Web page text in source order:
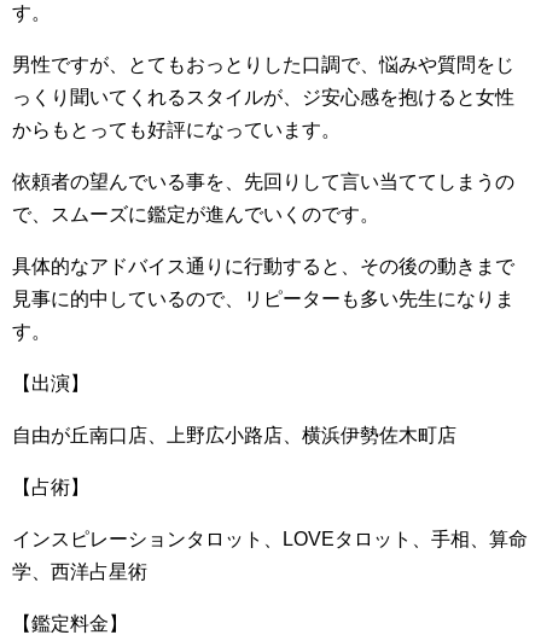
す。
男性ですが、とてもおっとりした口調で、悩みや質問をじ
っくり聞いてくれるスタイルが、ジ安心感を抱けると女性
からもとっても好評になっています。
依頼者の望んでいる事を、先回りして言い当ててしまうの
で、スムーズに鑑定が進んでいくのです。
具体的なアドバイス通りに行動すると、その後の動きまで
見事に的中しているので、リピーターも多い先生になりま
す。
【出演】
自由が丘南口店、上野広小路店、横浜伊勢佐木町店
【占術】
インスピレーションタロット、LOVEタロット、手相、算命
学、西洋占星術
【鑑定料金】